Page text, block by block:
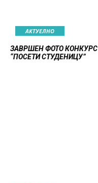
АКТУЕЛНО
ЗАВРШЕН ФОТО КОНКУРС
“ПОСЕТИ СТУДЕНИЦУ”